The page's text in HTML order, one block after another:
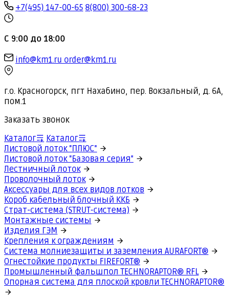
+7(495) 147-00-65 8(800) 300-68-23
С 9:00 до 18:00
info@km1.ru order@km1.ru
г.о. Красногорск, пгт Нахабино, пер. Вокзальный, д. 6А,
пом.1
Заказать звонок
Каталог
Каталог
Листовой лоток "ПЛЮС"
Листовой лоток "Базовая серия"
Лестничный лоток
Проволочный лоток
Аксессуары для всех видов лотков
Короб кабельный блочный ККБ
Страт-система (STRUT-система)
Монтажные системы
Изделия ГЭМ
Крепления к ограждениям
Система молниезащиты и заземления AURAFORT®
Огнестойкие продукты FIREFORT®
Промышленный фальшпол TECHNORAPTOR® RFL
Опорная система для плоской кровли TECHNORAPTOR®